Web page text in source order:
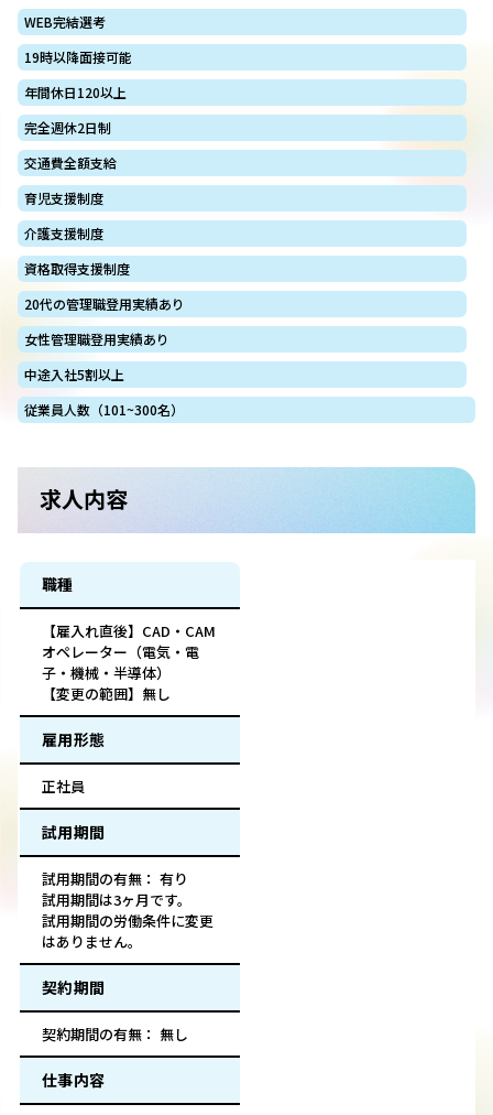
WEB完結選考
19時以降面接可能
年間休日120以上
完全週休2日制
交通費全額支給
育児支援制度
介護支援制度
資格取得支援制度
20代の管理職登用実績あり
女性管理職登用実績あり
中途入社5割以上
従業員人数（101~300名）
求人内容
職種
【雇入れ直後】CAD・CAM
オペレーター（電気・電
子・機械・半導体）
【変更の範囲】無し
雇用形態
正社員
試用期間
試用期間の有無： 有り
試用期間は3ヶ月です。
試用期間の労働条件に変更
はありません。
契約期間
契約期間の有無： 無し
仕事内容